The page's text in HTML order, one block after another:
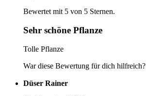
Bewertet mit 5 von 5 Sternen.
Sehr schöne Pflanze
Tolle Pflanze
War diese Bewertung für dich hilfreich?
Düser Rainer